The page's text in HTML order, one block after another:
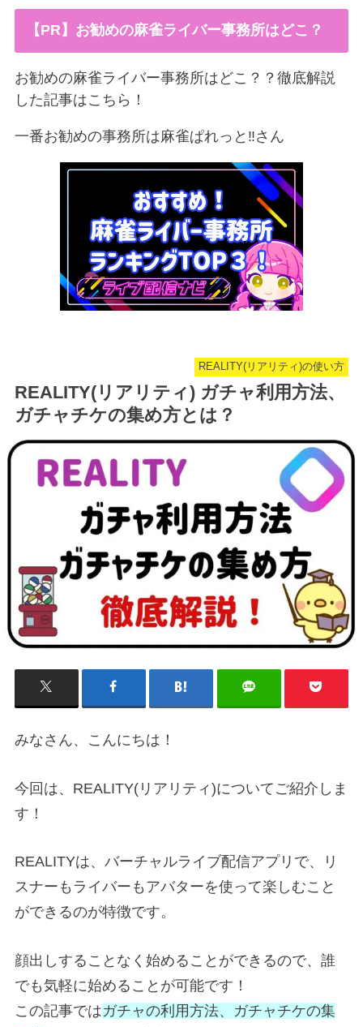
【PR】お勧めの麻雀ライバー事務所はどこ？
お勧めの麻雀ライバー事務所はどこ？？徹底解説
した記事はこちら！
一番お勧めの事務所は麻雀ぱれっと‼︎さん
REALITY(リアリティ)の使い方
REALITY(リアリティ) ガチャ利用方法、
ガチャチケの集め方とは？
みなさん、こんにちは！
今回は、REALITY(リアリティ)についてご紹介しま
す！
REALITYは、バーチャルライブ配信アプリで、リ
スナーもライバーもアバターを使って楽しむこと
ができるのが特徴です。
顔出しすることなく始めることができるので、誰
でも気軽に始めることが可能です！
この記事ではガチャの利用方法、ガチャチケの集